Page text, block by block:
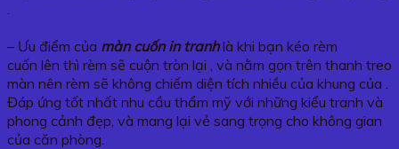
– Ưu điểm của màn cuốn in tranhlà khi bạn kéo rèm
cuốn lên thì rèm sẽ cuộn tròn lại , và nằm gọn trên thanh treo
màn nên rèm sẽ không chiếm diện tích nhiều của khung của .
Đáp ứng tốt nhất nhu cầu thẩm mỹ với những kiểu tranh và
phong cảnh đẹp, và mang lại vẻ sang trọng cho không gian
của căn phòng.